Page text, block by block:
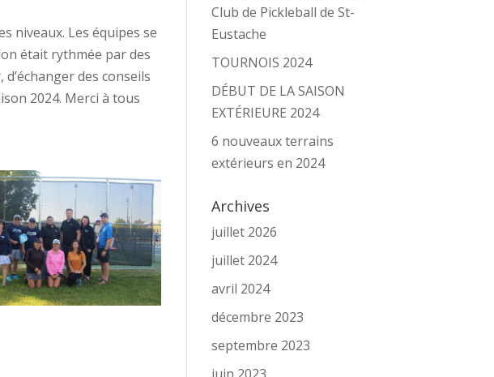
niveaux. Les équipes se
était rythmée par des
des conseils
2024. Merci à tous
Club de Pickleball de St-
Eustache
TOURNOIS 2024
DÉBUT DE LA SAISON
EXTÉRIEURE 2024
6 nouveaux terrains
extérieurs en 2024
Archives
juillet 2026
juillet 2024
avril 2024
décembre 2023
septembre 2023